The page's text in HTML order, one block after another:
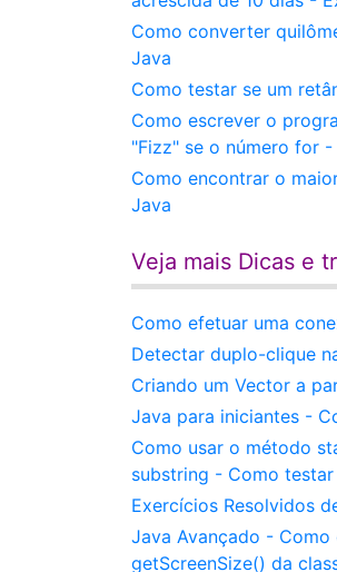
Como converter
Java
Como testar se um
Como escrever o
"Fizz" se o número for
Como encontrar o
Java
Veja mais Dicas e
Como efetuar uma
Detectar duplo-clique
Criando um Vector a
Java para iniciantes -
Como usar o método
substring - Como
Exercícios Resolvidos
Java Avançado -
getScreenSize() da